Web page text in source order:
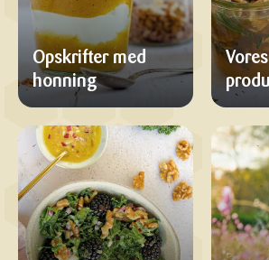
Opskrifter med
honning
Vores